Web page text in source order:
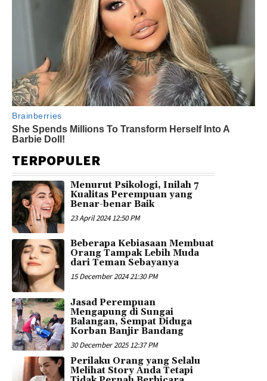
TERPOPULER
Menurut Psikologi, Inilah 7
Kualitas Perempuan yang
Benar-benar Baik
23 April 2024 12:50 PM
Beberapa Kebiasaan Membuat
Orang Tampak Lebih Muda
dari Teman Sebayanya
15 December 2024 21:30 PM
Jasad Perempuan
Mengapung di Sungai
Balangan, Sempat Diduga
Korban Banjir Bandang
30 December 2025 12:37 PM
Perilaku Orang yang Selalu
Melihat Story Anda Tetapi